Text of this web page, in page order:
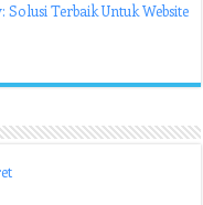
Terbaik Untuk Website